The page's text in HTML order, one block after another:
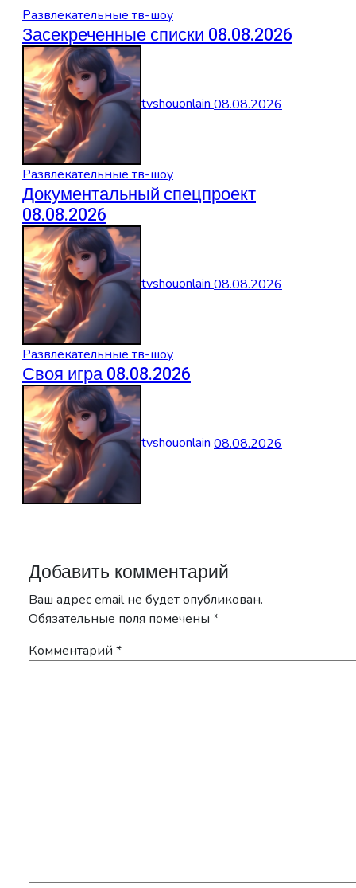
Развлекательные тв-шоу
Засекреченные списки 08.08.2026
tvshouonlain08.08.2026
Развлекательные тв-шоу
Документальный спецпроект
08.08.2026
tvshouonlain08.08.2026
Развлекательные тв-шоу
Своя игра 08.08.2026
tvshouonlain08.08.2026
Добавить комментарий
Ваш адрес email не будет опубликован.
Обязательные поля помечены *
Комментарий *